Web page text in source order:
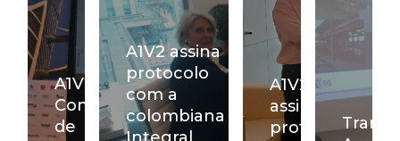
A1V2 no XII
Congresso
de
A1V2 assina
protocolo
com a
colombiana
A1V2
assina
protocolo